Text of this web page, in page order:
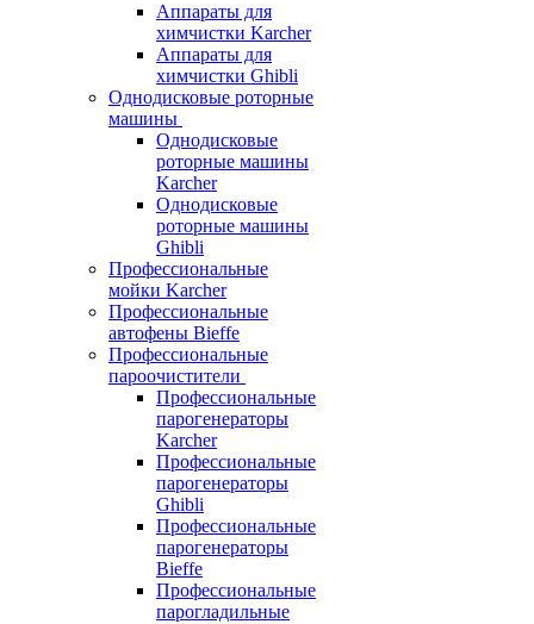
Аппараты для
химчистки Karcher
Аппараты для
химчистки Ghibli
Однодисковые роторные
машины
Однодисковые
роторные машины
Karcher
Однодисковые
роторные машины
Ghibli
Профессиональные
мойки Karcher
Профессиональные
автофены Bieffe
Профессиональные
пароочистители
Профессиональные
парогенераторы
Karcher
Профессиональные
парогенераторы
Ghibli
Профессиональные
парогенераторы
Bieffe
Профессиональные
парогладильные